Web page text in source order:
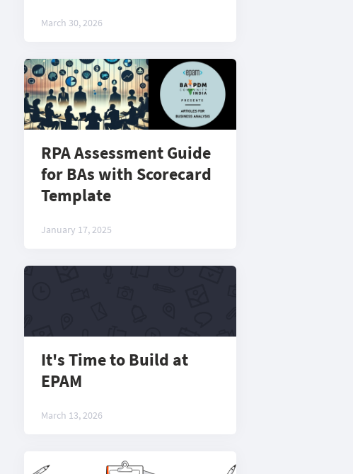
March 30, 2026
RPA Assessment Guide
for BAs with Scorecard
Template
January 17, 2025
It's Time to Build at
EPAM
March 13, 2026